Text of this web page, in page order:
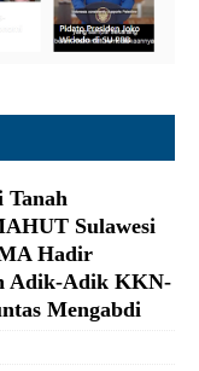
Tanah
Sulawesi
Hadir
Adik-Adik KKN-
Mengabdi